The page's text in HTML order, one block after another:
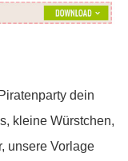
dein
kleine Würstchen,
unsere Vorlage